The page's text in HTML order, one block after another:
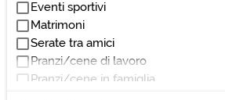
Spaghetteria
Taverna
Eventi sportivi
Matrimoni
Serate tra amici
Pranzi/cene di lavoro
Pranzi/cene in famiglia